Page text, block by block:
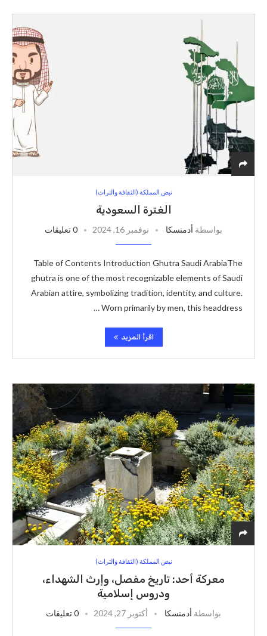
نبض المملكة (الثقافة والتراث)
الغترة السعودية
بواسطة أدمنسكا نوفمبر 16, 2024 0 تعليقات
Table of Contents Introduction Ghutra Saudi ArabiaThe
ghutra is one of the most recognizable elements of Saudi
Arabian attire, symbolizing tradition, identity, and culture.
Worn primarily by men, this headdress …
اقرأ المزيد
نبض المملكة (الثقافة والتراث)
معركة أحد: تاريخ مفصل، وإرث الشهداء،
ودروس إسلامية
بواسطة أدمنسكا أكتوبر 27, 2024 0 تعليقات